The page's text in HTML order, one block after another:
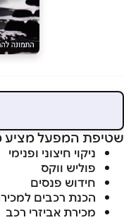
שטיפת המפעל מציע
ניקוי חיצוני ופנימי
פוליש ווקס
חידוש פנסים
הכנת רכבים
מכירת אביזרי רכב